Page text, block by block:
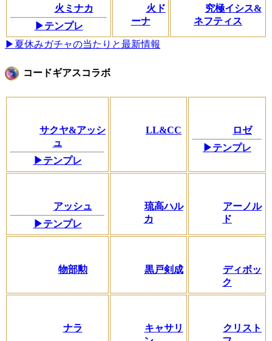
火ミナカ
▶テンプレ
火ド
ーナ
究極イシス&
ネフティス
▶夏休みガチャの当たりと最新情報
コードギアスコラボ
サクヤ&アッシ
ュ
▶テンプレ
LL&CC
ロゼ
▶テンプレ
アッシュ
▶テンプレ
琉高ハル
カ
アーノル
ド
物部勲 黒戸剣成
ディボッ
ク
ナラ
キャサリ
クリスト